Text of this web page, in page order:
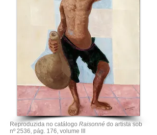
Reproduzida no catálogo Raisonné do artista sob
nº 2536, pág. 176, volume III